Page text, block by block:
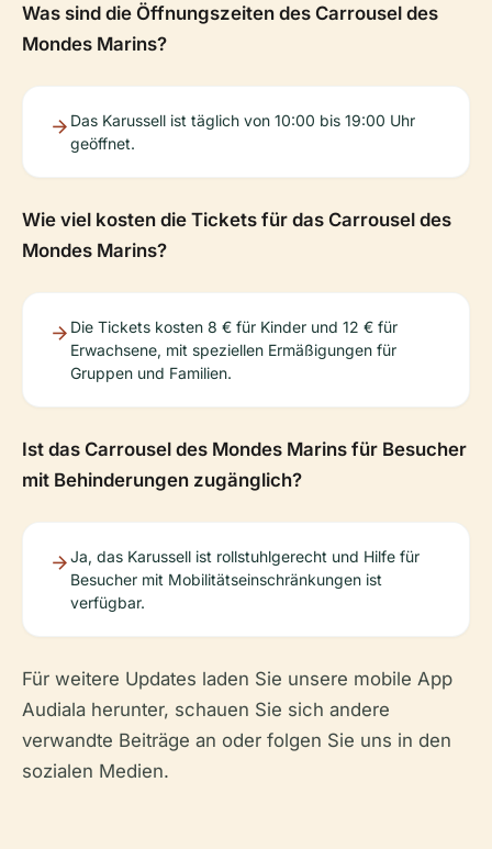
Was sind die Öffnungszeiten des Carrousel des
Mondes Marins?
Das Karussell ist täglich von 10:00 bis 19:00 Uhr
geöffnet.
Wie viel kosten die Tickets für das Carrousel des
Mondes Marins?
Die Tickets kosten 8 € für Kinder und 12 € für
Erwachsene, mit speziellen Ermäßigungen für
Gruppen und Familien.
Ist das Carrousel des Mondes Marins für Besucher
mit Behinderungen zugänglich?
Ja, das Karussell ist rollstuhlgerecht und Hilfe für
Besucher mit Mobilitätseinschränkungen ist
verfügbar.
Für weitere Updates laden Sie unsere mobile App
Audiala herunter, schauen Sie sich andere
verwandte Beiträge an oder folgen Sie uns in den
sozialen Medien.